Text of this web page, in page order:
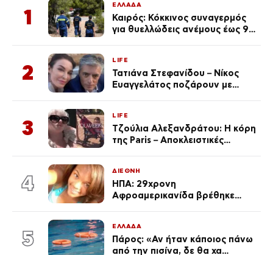
1
ΕΛΛΑΔΑ
Καιρός: Κόκκινος συναγερμός
για θυελλώδεις ανέμους έως 9
2
LIFE
Τατιάνα Στεφανίδου – Νίκος
Ευαγγελάτος ποζάρουν με
3
LIFE
Τζούλια Αλεξανδράτου: Η κόρη
της Paris – Αποκλειστικές
4
ΔΙΕΘΝΗ
ΗΠΑ: 29χρονη
Αφροαμερικανίδα βρέθηκε
5
ΕΛΛΑΔΑ
Πάρος: «Αν ήταν κάποιος πάνω
από την πισίνα, δε θα χα